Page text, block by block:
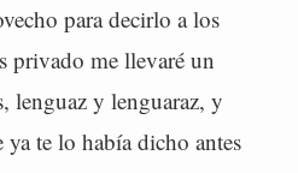
para decirlo a los
privado me llevaré un
lenguaz y lenguaraz, y
te lo había dicho antes